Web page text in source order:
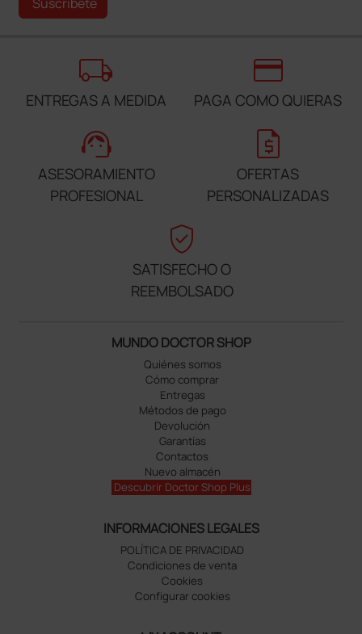
local_shipping
ENTREGAS A MEDIDA
credit_card
PAGA COMO QUIERAS
support_agent
ASESORAMIENTO
PROFESIONAL
request_quote
OFERTAS
PERSONALIZADAS
verified_user
SATISFECHO O
REEMBOLSADO
MUNDO DOCTOR SHOP
Quiénes somos
Cómo comprar
Entregas
Métodos de pago
Devolución
Garantías
Contactos
Nuevo almacén
Descubrir Doctor Shop Plus
INFORMACIONES LEGALES
POLÍTICA DE PRIVACIDAD
Condiciones de venta
Cookies
Configurar cookies